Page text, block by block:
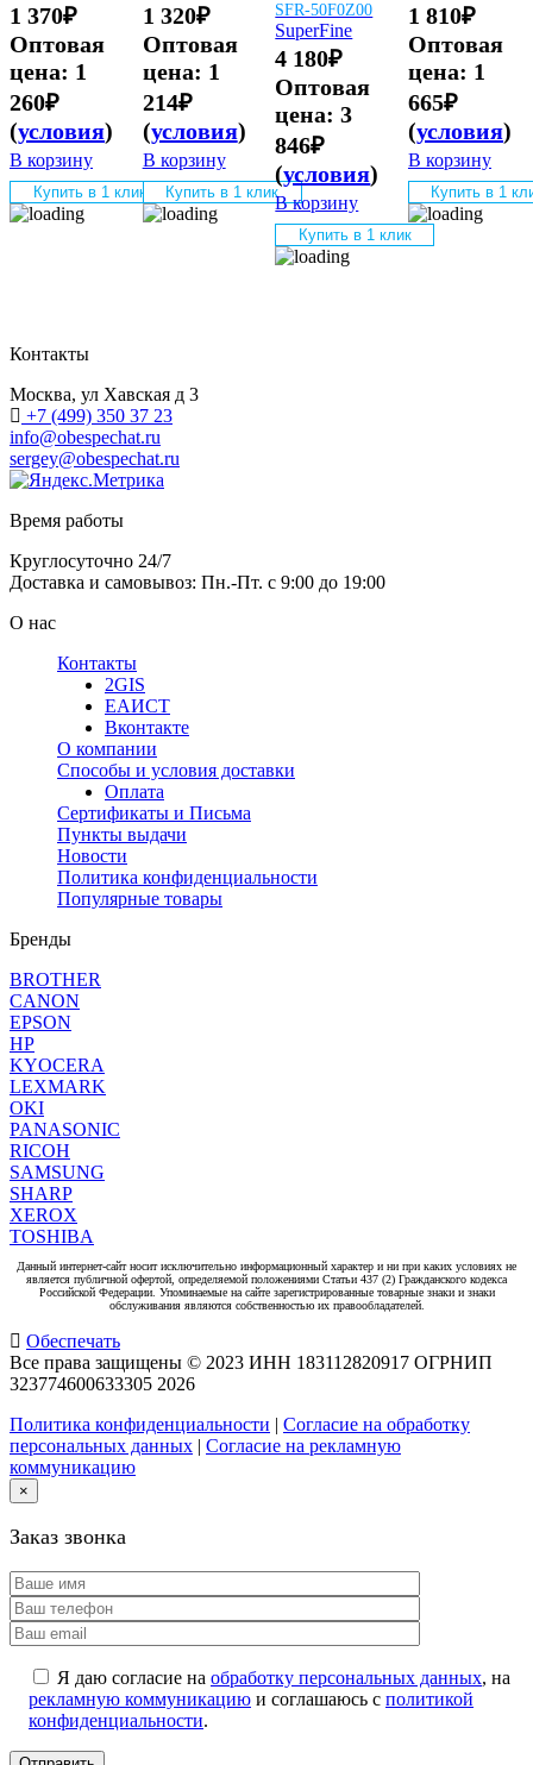
1 370₽
Оптовая
цена: 1
260₽
(условия)
В корзину
Купить в 1 клик
1 320₽
Оптовая
цена: 1
214₽
(условия)
В корзину
Купить в 1 клик
SFR-50F0Z00
SuperFine
4 180₽
Оптовая
цена:3
846₽
(условия)
В корзину
Купить в 1 клик
1 810₽
Оптовая
цена: 1
665₽
(условия)
В корзину
Купить в 1
Контакты
Москва, ул Хавская д 3
+7 (499) 350 37 23
info@obespechat.ru
sergey@obespechat.ru
Время работы
Круглосуточно 24/7
Доставка и самовывоз: Пн.-Пт. с 9:00 до 19:00
О нас
Контакты
2GIS
ЕАИСТ
Вконтакте
О компании
Способы и условия доставки
Оплата
Сертификаты и Письма
Пункты выдачи
Новости
Политика конфиденциальности
Популярные товары
Бренды
BROTHER
CANON
EPSON
HP
KYOCERA
LEXMARK
OKI
PANASONIC
RICOH
SAMSUNG
SHARP
XEROX
TOSHIBA
Данный интернет-сайт носит исключительно информационный характер и ни при каких условиях не
является публичной офертой, определяемой положениями Статьи 437 (2) Гражданского кодекса
Российской Федерации. Упоминаемые на сайте зарегистрированные товарные знаки и знаки
обслуживания являются собственностью их правообладателей.
Обеспечать
Все права защищены © 2023 ИНН 183112820917 ОГРНИП
323774600633305 2026
Политика конфиденциальности | Согласие на обработку
персональных данных | Согласие на рекламную
коммуникацию
×
Заказ звонка
Я даю согласие на обработку персональных данных, на
рекламную коммуникацию и соглашаюсь с политикой
конфиденциальности.